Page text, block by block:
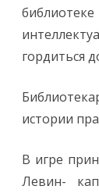
гордиться
истории
В игре
Левин-